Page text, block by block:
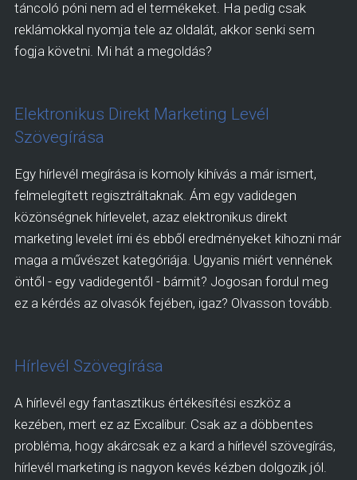
táncoló póni nem ad el termékeket. Ha pedig csak
reklámokkal nyomja tele az oldalát, akkor senki sem
fogja követni. Mi hát a megoldás?
Elektronikus Direkt Marketing Levél
Szövegírása
Egy hírlevél megírása is komoly kihívás a már ismert,
felmelegített regisztráltaknak. Ám egy vadidegen
közönségnek hírlevelet, azaz elektronikus direkt
marketing levelet írni és ebből eredményeket kihozni már
maga a művészet kategóriája. Ugyanis miért vennének
öntől - egy vadidegentől - bármit? Jogosan fordul meg
ez a kérdés az olvasók fejében, igaz? Olvasson tovább.
Hírlevél Szövegírása
A hírlevél egy fantasztikus értékesítési eszköz a
kezében, mert ez az Excalibur. Csak az a döbbentes
probléma, hogy akárcsak ez a kard a hírlevél szövegírás,
hírlevél marketing is nagyon kevés kézben dolgozik jól.